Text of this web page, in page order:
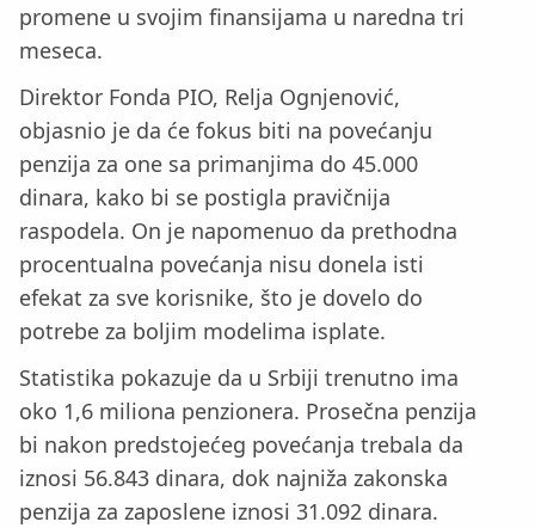
promene u svojim finansijama u naredna tri
meseca.
Direktor Fonda PIO, Relja Ognjenović,
objasnio je da će fokus biti na povećanju
penzija za one sa primanjima do 45.000
dinara, kako bi se postigla pravičnija
raspodela. On je napomenuo da prethodna
procentualna povećanja nisu donela isti
efekat za sve korisnike, što je dovelo do
potrebe za boljim modelima isplate.
Statistika pokazuje da u Srbiji trenutno ima
oko 1,6 miliona penzionera. Prosečna penzija
bi nakon predstojećeg povećanja trebala da
iznosi 56.843 dinara, dok najniža zakonska
penzija za zaposlene iznosi 31.092 dinara.